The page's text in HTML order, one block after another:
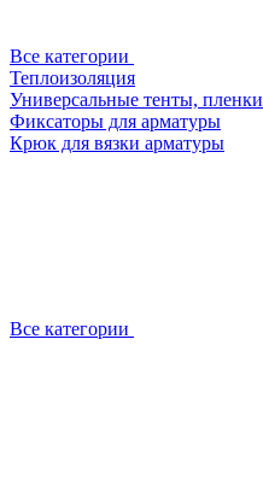
Все категории
Теплоизоляция
Универсальные тенты, пленки
Фиксаторы для арматуры
Крюк для вязки арматуры
Все категории